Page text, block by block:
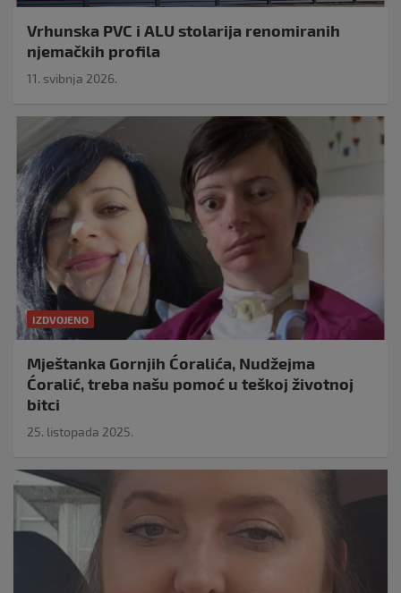
Vrhunska PVC i ALU stolarija renomiranih
njemačkih profila
11. svibnja 2026.
IZDVOJENO
Mještanka Gornjih Ćoralića, Nudžejma
Ćoralić, treba našu pomoć u teškoj životnoj
bitci
25. listopada 2025.